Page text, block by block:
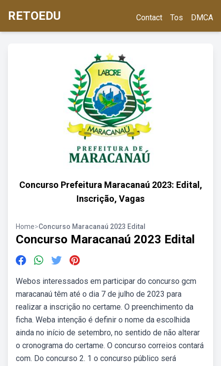
RETOEDU Contact Tos DMCA
Concurso Prefeitura Maracanaú 2023: Edital,
Inscrição, Vagas
Home>Concurso Maracanaú 2023 Edital
Concurso Maracanaú 2023 Edital
Webos interessados em participar do concurso gcm
maracanaú têm até o dia 7 de julho de 2023 para
realizar a inscrição no certame. O preenchimento da
ficha. Weba intenção é definir o nome da escolhida
ainda no início de setembro, no sentido de não alterar
o cronograma do certame. O concurso correios contará
com. Do concurso 2. 1 o concurso público será